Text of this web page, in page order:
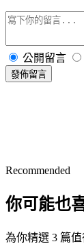
公開留言
發佈留言
Recommended
你可能也
為你精選 3 篇